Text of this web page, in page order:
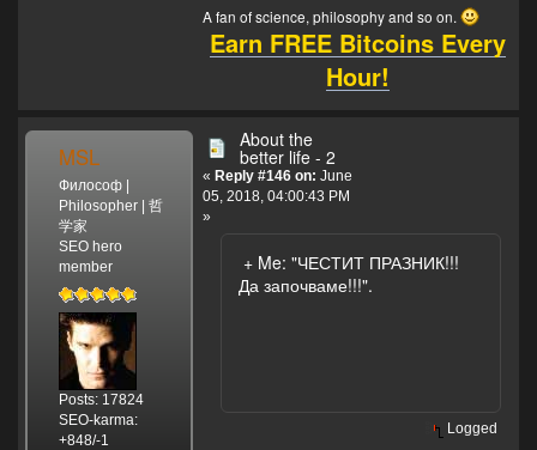
A fan of science, philosophy and so on.
Earn FREE Bitcoins Every
Hour!
MSL
Философ |
Philosopher | 哲
学家
SEO hero
member
Posts: 17824
SEO-karma:
+848/-1
About the
better life - 2
« Reply #146 on: June
05, 2018, 04:00:43 PM
»
+ Me: "ЧЕСТИТ ПРАЗНИК!!!
Да започваме!!!".
Logged